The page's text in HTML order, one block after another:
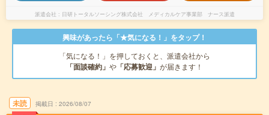
派遣会社 日研トータルソーシング株式会社 メディカルケア事業部 ナース派遣
興味があったら「★気になる！」をタップ！
「気になる！」を押しておくと、派遣会社から
「面談確約」 や 「応募歓迎」 が届きます！
未読 掲載日 2026/08/07